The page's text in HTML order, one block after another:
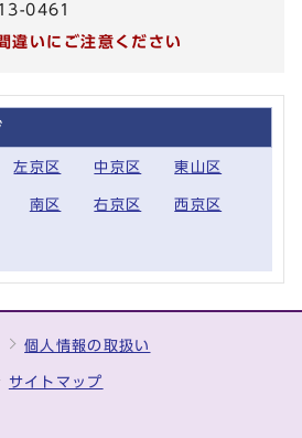
0461
違いにご注意ください
左京区 中京区 東山区
南区 右京区 西京区
個人情報の取扱い
サイトマップ